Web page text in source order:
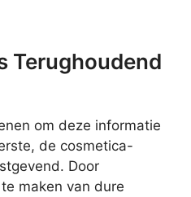
Terughoudend
om deze informatie
de cosmetica-
Door
maken van dure